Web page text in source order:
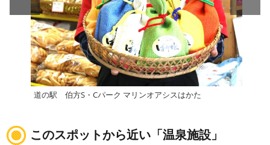
道の駅 伯方S・Cパーク マリンオアシスはかた
このスポットから近い「温泉施設」